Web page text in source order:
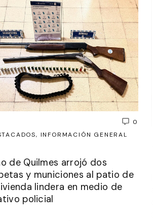
0
INFORMACIÓN GENERAL
de Quilmes arrojó dos
y municiones al patio de
lindera en medio de
policial